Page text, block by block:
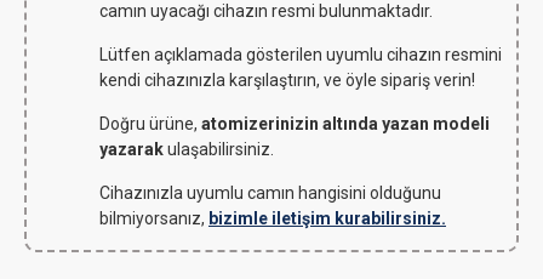
camın uyacağı cihazın resmi bulunmaktadır.
Lütfen açıklamada gösterilen uyumlu cihazın resmini
kendi cihazınızla karşılaştırın, ve öyle sipariş verin!
Doğru ürüne, atomizerinizin altında yazan modeli
yazarakulaşabilirsiniz.
Cihazınızla uyumlu camın hangisini olduğunu
bilmiyorsanız, bizimle iletişim kurabilirsiniz.